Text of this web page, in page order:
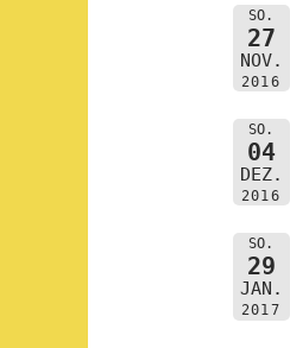
SO.
27
NOV.
2016
SO.
04
DEZ.
2016
SO.
29
JAN.
2017